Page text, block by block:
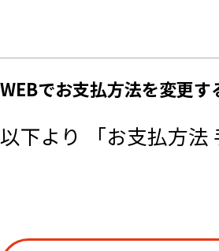
WEBでお支払方法を変更す
以下より 「お支払方法